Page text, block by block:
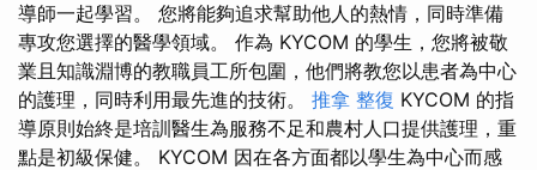
導師一起學習。 您將能夠追求幫助他人的熱情，同時準備
專攻您選擇的醫學領域。 作為 KYCOM 的學生，您將被敬
業且知識淵博的教職員工所包圍，他們將教您以患者為中心
的護理，同時利用最先進的技術。 推拿 整復 KYCOM 的指
導原則始終是培訓醫生為服務不足和農村人口提供護理，重
點是初級保健。 KYCOM 因在各方面都以學生為中心而感